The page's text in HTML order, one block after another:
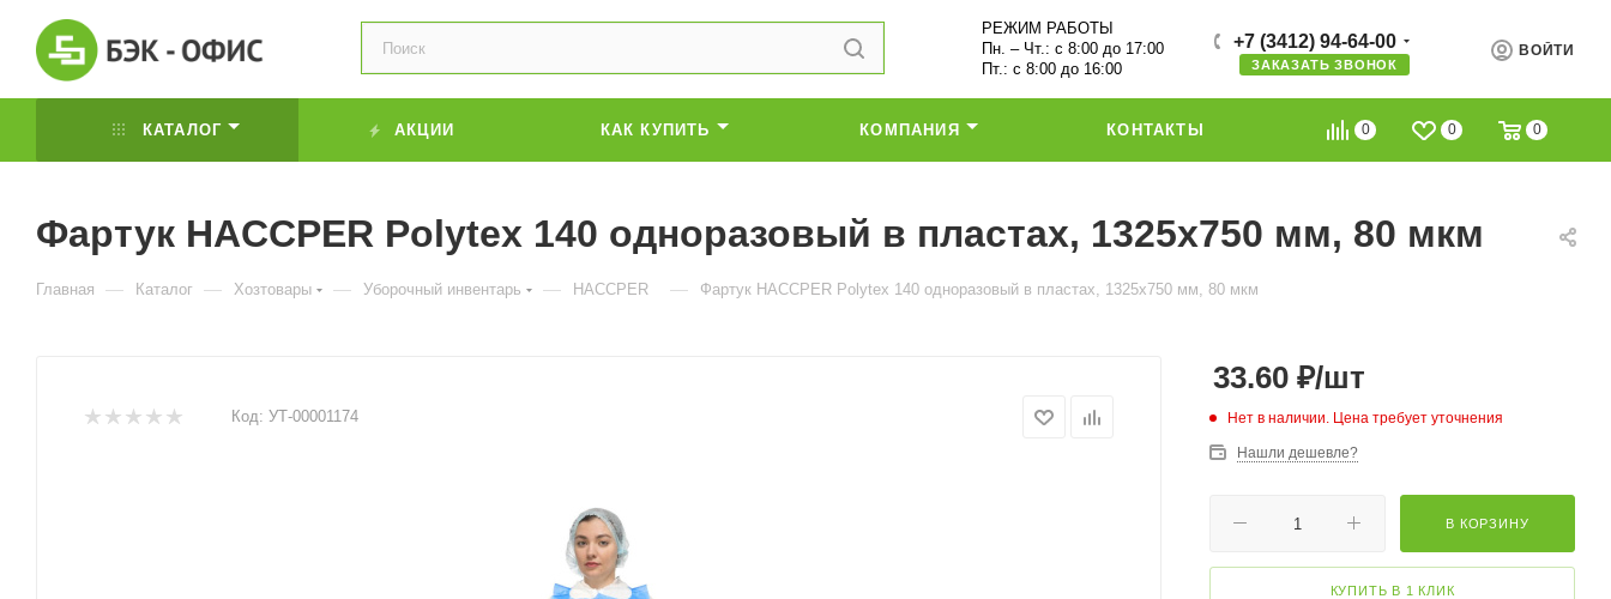
ВОЙТИ
РЕЖИМ РАБОТЫ
Пн. – Чт.: с 8:00 до 17:00
Пт.: с 8:00 до 16:00
+7 (3412) 94-64-00
ЗАКАЗАТЬ ЗВОНОК
0 0 0
КАТАЛОГ АКЦИИ КАК КУПИТЬ КОМПАНИЯ КОНТАКТЫ
Фартук HACCPER Polytex 140 одноразовый в пластах, 1325х750 мм, 80 мкм
Главная — Каталог — Хозтовары — Уборочный инвентарь — HACCPER — Фартук HACCPER Polytex 140 одноразовый в пластах, 1325х750 мм, 80 мкм
Код: УТ-00001174
33.60 ₽/шт
Нет в наличии. Цена требует уточнения
Нашли дешевле?
В КОРЗИНУ
КУПИТЬ В 1 КЛИК